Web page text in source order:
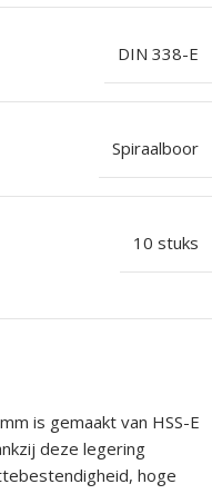
DIN 338-E
Spiraalboor
10 stuks
is gemaakt van HSS-E
deze legering
hoge